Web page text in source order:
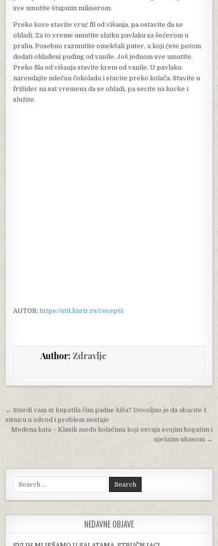
sve umutite štapnim mikserom.
Preko kore stavite vruć fil od višanja, pa ostavite da se
ohladi. Za to vreme umutite slatku pavlaku sa šećerom u
prahu. Posebno razmutite omekšali puter, u koji ćete potom
dodati ohlađeni puding od vanile. Još jednom sve umutite.
Preko fila od višanja stavite krem od vanile. U pavlaku
narendajte mlečnu čokoladu i stavite preko kolača. Stavite u
frižider na sat vremena da se ohladi, pa secite na kocke i
služite.
AUTOR:https://stil.kurir.rs/recepti/
Author: Zdravlje
Post navigation
← Smrdi vam iz kupatila čim padne kiša? Dovoljno je da ubacite 1
sitnicu u odvod i problem nestaje
Medena kata – Klasik među kolačima koji osvaja svojim bogatim i
nježnim ukusom →
Search for:
NEDAVNE OBJAVE